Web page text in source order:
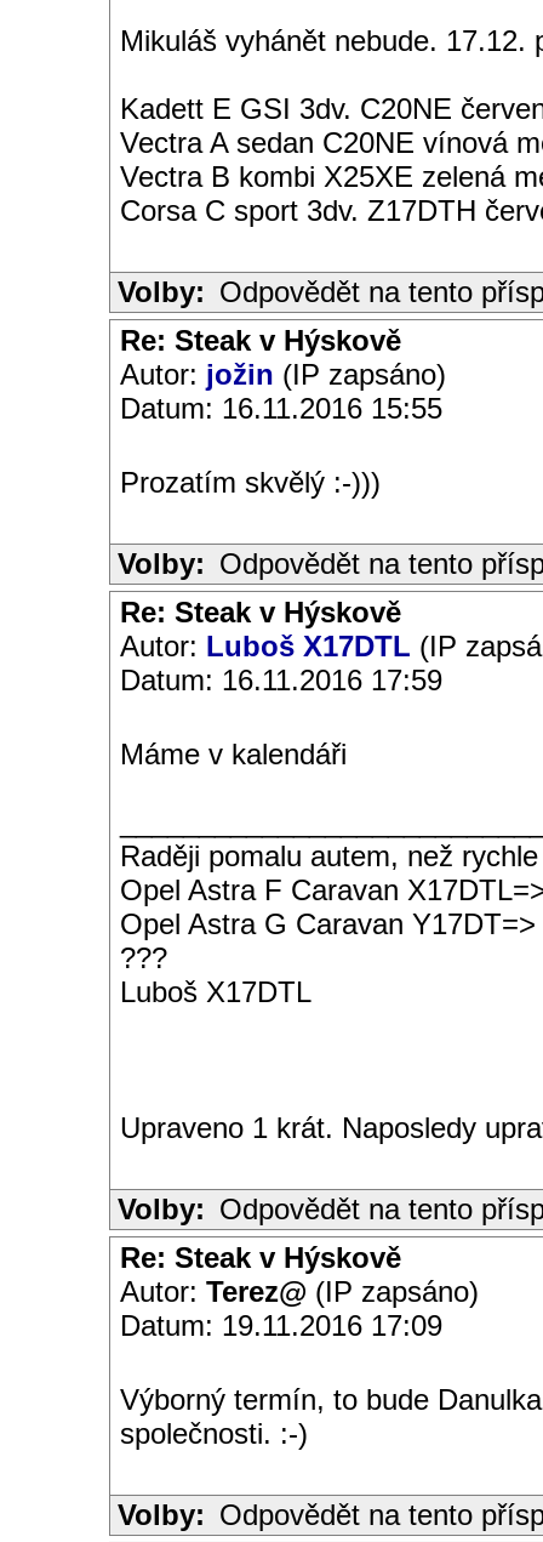
Mikuláš vyhánět nebude. 17.12.
Kadett E GSI 3dv. C20NE
Vectra A sedan C20NE vínová
Vectra B kombi X25XE zelená
Corsa C sport 3dv. Z17DTH
Volby: Odpovědět na tento
Re: Steak v Hýskově
Autor: jožin (IP zapsáno)
Datum: 16.11.2016 15:55
Prozatím skvělý :-)))
Volby: Odpovědět na tento
Re: Steak v Hýskově
Autor: Luboš X17DTL (IP
Datum: 16.11.2016 17:59
Máme v kalendáři
Raději pomalu autem, než
Opel Astra F Caravan
Opel Astra G Caravan Y17DT=>
???
Luboš X17DTL
Upraveno 1 krát. Naposledy
Volby: Odpovědět na tento
Re: Steak v Hýskově
Autor: Terez@ (IP zapsáno)
Datum: 19.11.2016 17:09
Výborný termín, to bude
společnosti. :-)
Volby: Odpovědět na tento